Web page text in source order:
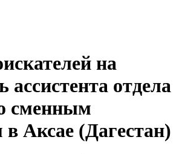
на
ассистента отдела
сменным
Аксае (Дагестан)